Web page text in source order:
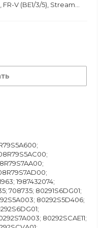
FR-V (BE1/3/5), Stream
1987432074;
708735; 80291S6DG01;
80292S5D406;
80292SCAE11;